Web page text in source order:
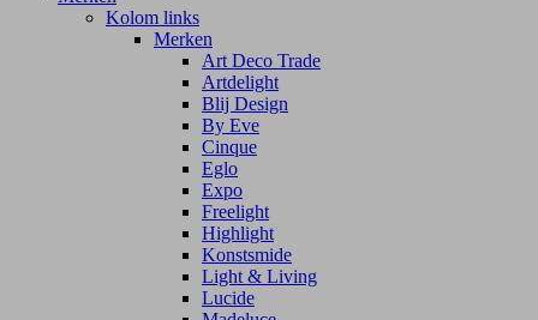
Kolom links
Merken
Art Deco Trade
Artdelight
Blij Design
By Eve
Cinque
Eglo
Expo
Freelight
Highlight
Konstsmide
Light & Living
Lucide